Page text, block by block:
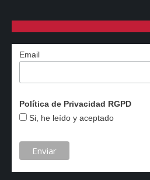
Email
Política de Privacidad RGPD
Si, he leído y aceptado